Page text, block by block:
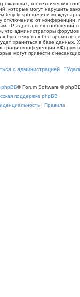
клеветнических
которые могут нарушить
terijoki.spb.ru» или
отключению от конференции,
IP-адреса всех сообщений
что администраторы
тему в любое время по
храниться в базе данных.
конференции «Форум
могут привести к
с администрацией
phpBB® Forum Software ©
поддержка phpBB
| Правила